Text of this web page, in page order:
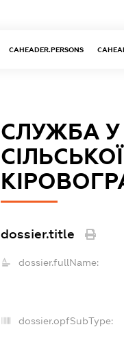
CAHEADER.PERSONS
СЛУЖБА У
dossier.title
dossier.fullName:
dossier.opfSubType: